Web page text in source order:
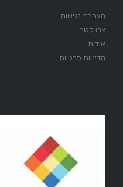
הצהרת נגישות
צרו קשר
אודות
מדיניות פרטיות